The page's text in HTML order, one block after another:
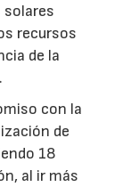
recursos
de la
con la
de
18
al ir más